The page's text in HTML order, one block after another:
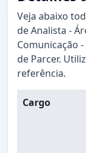
Veja abaixo
de Analista -
Comunicação
de Parcer.
referência.
Cargo